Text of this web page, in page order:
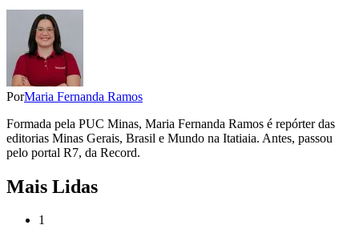
PorMaria Fernanda Ramos
Formada pela PUC Minas, Maria Fernanda Ramos é repórter das
editorias Minas Gerais, Brasil e Mundo na Itatiaia. Antes, passou
pelo portal R7, da Record.
Mais Lidas
1